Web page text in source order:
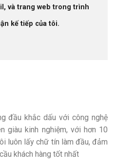
và trang web trong trình
kế tiếp của tôi.
đầu khắc dấu với công nghệ
giàu kinh nghiệm, với hơn 10
luôn lấy chữ tín làm đầu, đảm
khách hàng tốt nhất